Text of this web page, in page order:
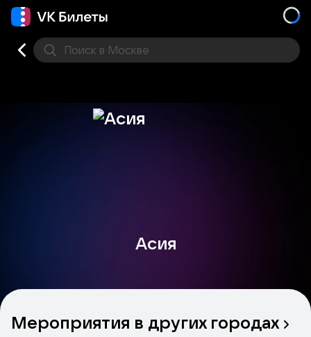
Поиск в Москве
Асия
Мероприятия в других городах